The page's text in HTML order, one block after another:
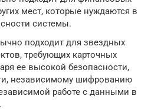
мест, которые нуждаются в
системы.
подходит для звездных
требующих карточных
ее высокой безопасности,
независимому шифрованию
работе с данными в